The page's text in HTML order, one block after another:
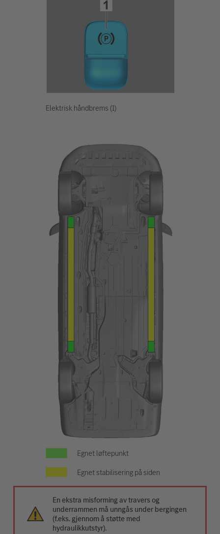
Elektrisk håndbrems (1)
Egnet løftepunkt
Egnet stabilisering på siden
En ekstra misforming av travers og
underrammen må unngås under bergingen
(f.eks. gjennom å støtte med
hydraulikkutstyr).